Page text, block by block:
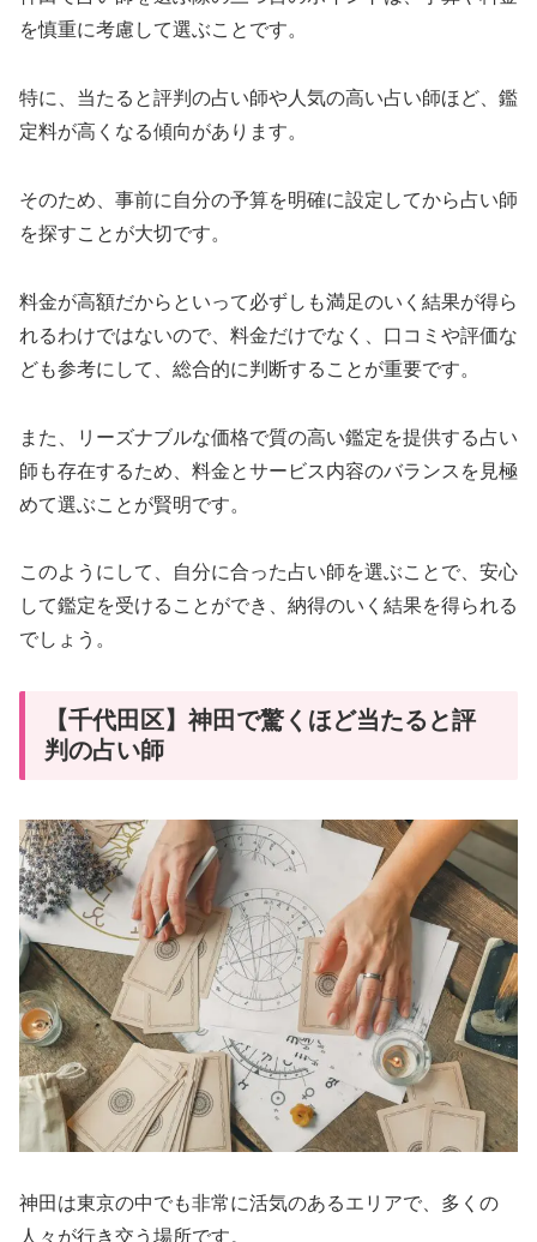
を慎重に考慮して選ぶことです。
特に、当たると評判の占い師や人気の高い占い師ほど、鑑
定料が高くなる傾向があります。
そのため、事前に自分の予算を明確に設定してから占い師
を探すことが大切です。
料金が高額だからといって必ずしも満足のいく結果が得ら
れるわけではないので、料金だけでなく、口コミや評価な
ども参考にして、総合的に判断することが重要です。
また、リーズナブルな価格で質の高い鑑定を提供する占い
師も存在するため、料金とサービス内容のバランスを見極
めて選ぶことが賢明です。
このようにして、自分に合った占い師を選ぶことで、安心
して鑑定を受けることができ、納得のいく結果を得られる
でしょう。
【千代田区】神田で驚くほど当たると評
判の占い師
神田は東京の中でも非常に活気のあるエリアで、多くの
人々が行き交う場所です。